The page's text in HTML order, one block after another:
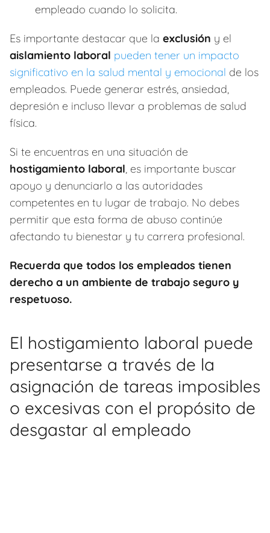
empleado cuando lo solicita.
Es importante destacar que la exclusión y el
aislamiento laboral pueden tener un impacto
significativo en la salud mental y emocional de los
empleados. Puede generar estrés, ansiedad,
depresión e incluso llevar a problemas de salud
física.
Si te encuentras en una situación de
hostigamiento laboral, es importante buscar
apoyo y denunciarlo a las autoridades
competentes en tu lugar de trabajo. No debes
permitir que esta forma de abuso continúe
afectando tu bienestar y tu carrera profesional.
Recuerda que todos los empleados tienen
derecho a un ambiente de trabajo seguro y
respetuoso.
El hostigamiento laboral puede
presentarse a través de la
asignación de tareas imposibles
o excesivas con el propósito de
desgastar al empleado